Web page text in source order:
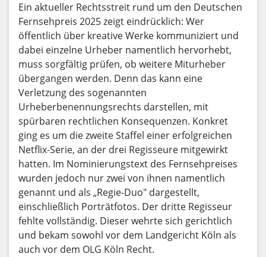
Ein aktueller Rechtsstreit rund um den Deutschen
Fernsehpreis 2025 zeigt eindrücklich: Wer
öffentlich über kreative Werke kommuniziert und
dabei einzelne Urheber namentlich hervorhebt,
muss sorgfältig prüfen, ob weitere Miturheber
übergangen werden. Denn das kann eine
Verletzung des sogenannten
Urheberbenennungsrechts darstellen, mit
spürbaren rechtlichen Konsequenzen. Konkret
ging es um die zweite Staffel einer erfolgreichen
Netflix-Serie, an der drei Regisseure mitgewirkt
hatten. Im Nominierungstext des Fernsehpreises
wurden jedoch nur zwei von ihnen namentlich
genannt und als „Regie-Duo" dargestellt,
einschließlich Porträtfotos. Der dritte Regisseur
fehlte vollständig. Dieser wehrte sich gerichtlich
und bekam sowohl vor dem Landgericht Köln als
auch vor dem OLG Köln Recht.